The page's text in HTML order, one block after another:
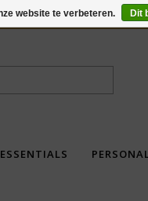
website te verbeteren. Dit